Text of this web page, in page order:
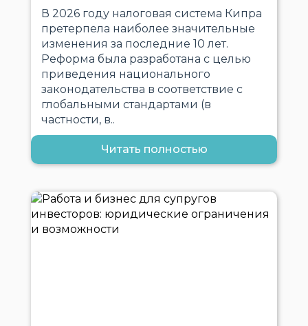
В 2026 году налоговая система Кипра
претерпела наиболее значительные
изменения за последние 10 лет.
Реформа была разработана с целью
приведения национального
законодательства в соответствие с
глобальными стандартами (в
частности, в..
Читать полностью